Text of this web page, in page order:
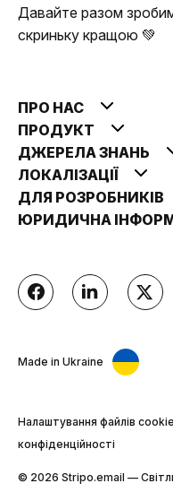
Давайте разом
скриньку кращою 💚
ПРО НАС
ПРОДУКТ
ДЖЕРЕЛА ЗНАНЬ
ЛОКАЛІЗАЦІЇ
ДЛЯ РОЗРОБНИКІВ
ЮРИДИЧНА
Made in Ukraine
Налаштування файлів
конфіденційності
© 2026 Stripо.email —